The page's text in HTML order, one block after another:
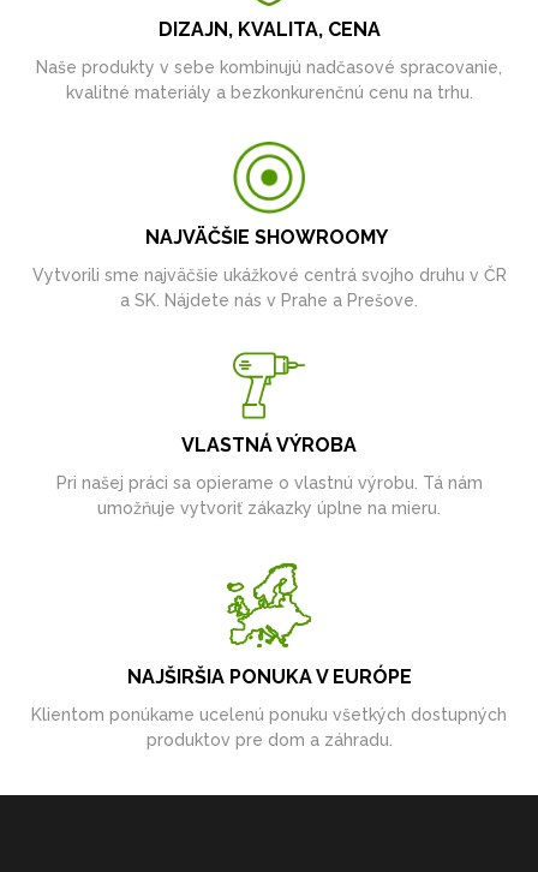
DIZAJN, KVALITA, CENA
Naše produkty v sebe kombinujú nadčasové spracovanie,
kvalitné materiály a bezkonkurenčnú cenu na trhu.
NAJVÄČŠIE SHOWROOMY
Vytvorili sme najväčšie ukážkové centrá svojho druhu v ČR
a SK. Nájdete nás v Prahe a Prešove.
VLASTNÁ VÝROBA
Pri našej práci sa opierame o vlastnú výrobu. Tá nám
umožňuje vytvoriť zákazky úplne na mieru.
NAJŠIRŠIA PONUKA V EURÓPE
Klientom ponúkame ucelenú ponuku všetkých dostupných
produktov pre dom a záhradu.